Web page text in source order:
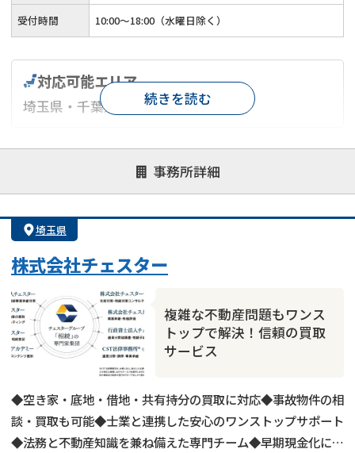
受付時間 10:00～18:00（水曜日除く）
事務所詳細
対応可能エリア
埼玉県・千葉県
対応が親身 オンライン面談可能
レスポンスが早い
1億円以上の買取可
続きを読む
埼玉県
株式会社チェスター
複雑な不動産問題もワンス
トップで解決！信頼の買取
サービス
◆空き家・底地・借地・共有持分の買取に対応◆事故物件の相
談・買取も可能◆士業と連携した安心のワンストップサポート
◆法務と不動産知識を兼ね備えた専門チーム◆早期現金化に対